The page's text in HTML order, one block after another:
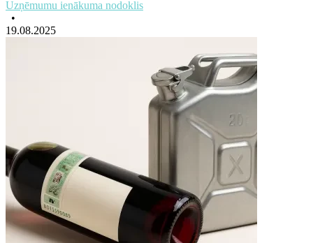
Uzņēmumu ienākuma nodoklis
•
19.08.2025